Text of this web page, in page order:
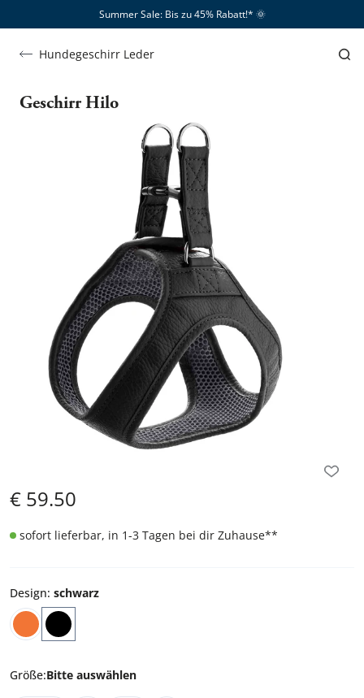
Summer Sale: Bis zu 45% Rabatt!*​ 🌞
Hundegeschirr Leder
Geschirr Hilo
€ 59.50
sofort lieferbar, in 1-3 Tagen bei dir Zuhause**
Design: schwarz
Größe:Bitte auswählen